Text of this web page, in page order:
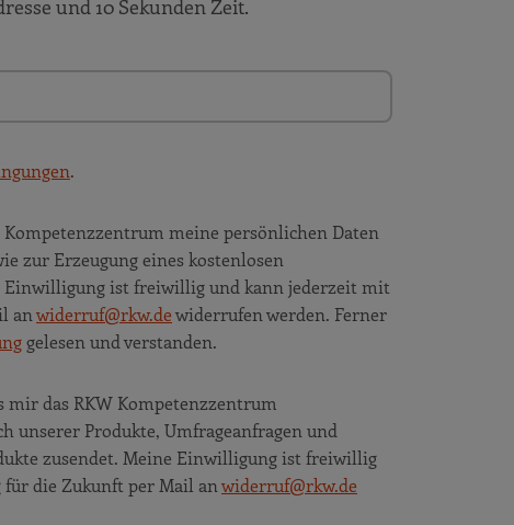
und 10 Sekunden Zeit.
.
Kompetenzzentrum meine persönlichen Daten
zur Erzeugung eines kostenlosen
Einwilligung ist freiwillig und kann jederzeit mit
anwiderruf@rkw.dewiderrufen werden. Ferner
gelesen und verstanden.
mir das RKW Kompetenzzentrum
unserer Produkte, Umfrageanfragen und
zusendet. Meine Einwilligung ist freiwillig
die Zukunft per Mail anwiderruf@rkw.de